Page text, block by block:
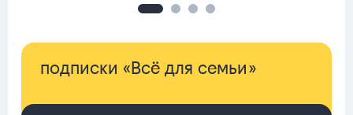
подписки «Всё для семьи»